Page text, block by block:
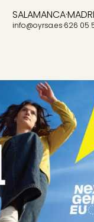
SALAMANCA·
info@oyrsa.es·626 05